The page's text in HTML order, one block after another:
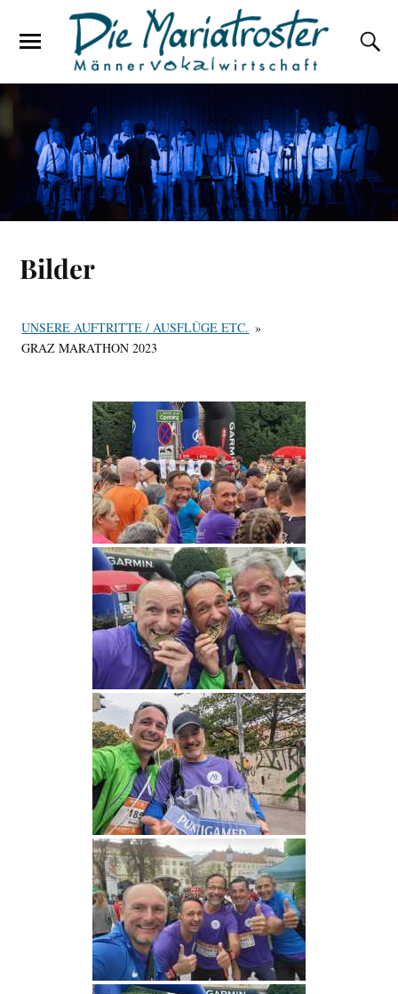
Bilder
UNSERE AUFTRITTE / AUSFLÜGE ETC. »
GRAZ MARATHON 2023